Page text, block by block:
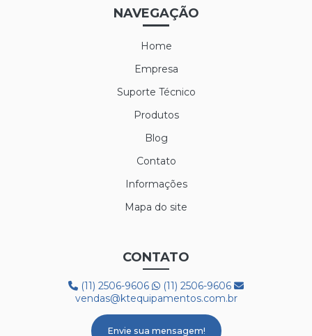
NAVEGAÇÃO
Home
Empresa
Suporte Técnico
Produtos
Blog
Contato
Informações
Mapa do site
CONTATO
(11) 2506-9606
(11) 2506-9606
vendas@ktequipamentos.com.br
Envie sua mensagem!